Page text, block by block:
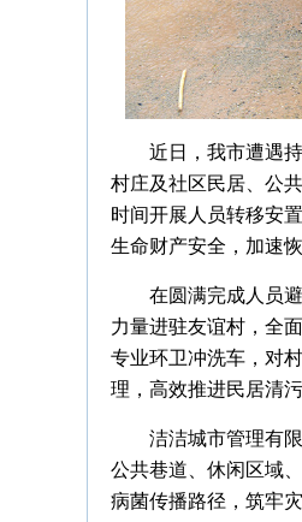
近日，我市遭遇
村庄及社区民居、公
时间开展人员转移安
生命财产安全，加速
在圆满完成人员
力量进驻友谊村，全
专业环卫冲洗车，对
理，高效推进民居清
洁洁城市管理有
公共巷道、休闲区域
病菌传播路径，筑牢